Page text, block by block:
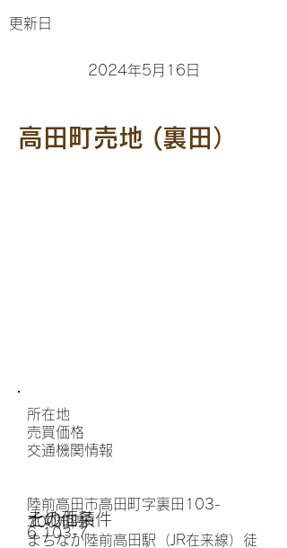
更新日
2024年5月16日
高田町売地 (裏田）
その他条件
土地面積
交通機関情報
まちなか陸前高田駅（JR在来線）徒
​売買価格
700万円
所在地
陸前高田市高田町字裏田103-
6.103-7